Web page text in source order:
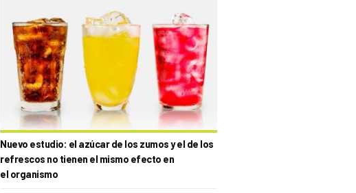
Nuevo estudio: el azúcar de los zumos y el de los
refrescos no tienen el mismo efecto en
el organismo